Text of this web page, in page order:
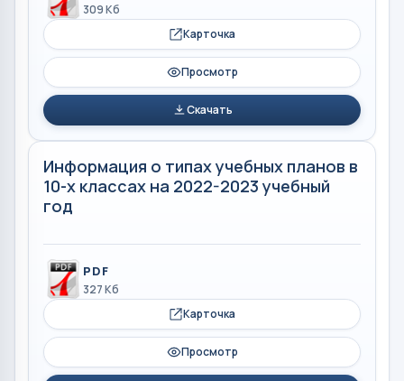
309 Кб
Карточка
Просмотр
Скачать
Информация о типах учебных планов в
10-х классах на 2022-2023 учебный
год
PDF
327 Кб
Карточка
Просмотр